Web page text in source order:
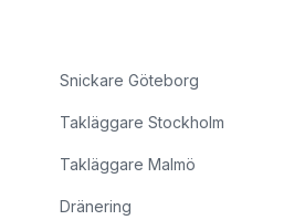
Snickare Göteborg
Takläggare Stockholm
Takläggare Malmö
Dränering